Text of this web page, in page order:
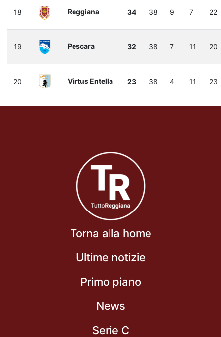
18 Reggiana 34 38 9 7 22
19 Pescara 32 38 7 11 20
20 Virtus Entella 23 38 4 11 23
Torna alla home
Ultime notizie
Primo piano
News
Serie C